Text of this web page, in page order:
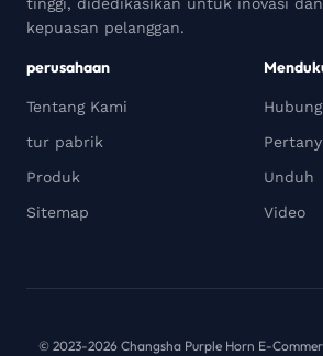
kepuasan pelanggan.
perusahaan
Tentang Kami
tur pabrik
Produk
Sitemap
Unduh
Video
© 2023-2026 Changsha Purple Horn E-